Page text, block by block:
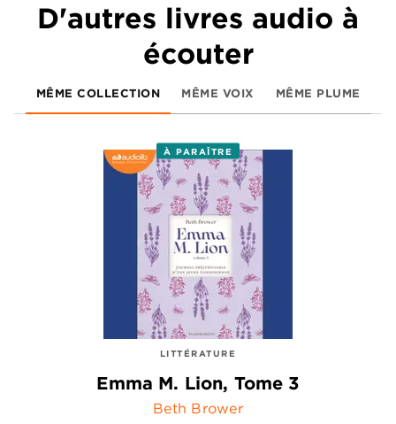
D'autres livres audio à
écouter
MÊME COLLECTION MÊME VOIX MÊME PLUME
À PARAÎTRE
LITTÉRATURE
Emma M. Lion, Tome 3
Beth Brower